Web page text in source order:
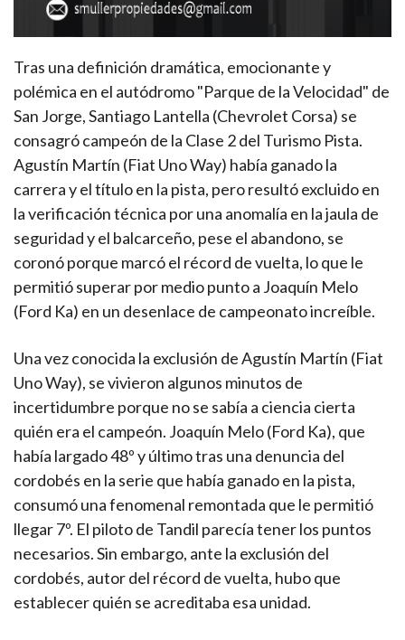
Tras una definición dramática, emocionante y
polémica en el autódromo "Parque de la Velocidad" de
San Jorge, Santiago Lantella (Chevrolet Corsa) se
consagró campeón de la Clase 2 del Turismo Pista.
Agustín Martín (Fiat Uno Way) había ganado la
carrera y el título en la pista, pero resultó excluido en
la verificación técnica por una anomalía en la jaula de
seguridad y el balcarceño, pese el abandono, se
coronó porque marcó el récord de vuelta, lo que le
permitió superar por medio punto a Joaquín Melo
(Ford Ka) en un desenlace de campeonato increíble.
Una vez conocida la exclusión de Agustín Martín (Fiat
Uno Way), se vivieron algunos minutos de
incertidumbre porque no se sabía a ciencia cierta
quién era el campeón. Joaquín Melo (Ford Ka), que
había largado 48º y último tras una denuncia del
cordobés en la serie que había ganado en la pista,
consumó una fenomenal remontada que le permitió
llegar 7º. El piloto de Tandil parecía tener los puntos
necesarios. Sin embargo, ante la exclusión del
cordobés, autor del récord de vuelta, hubo que
establecer quién se acreditaba esa unidad.